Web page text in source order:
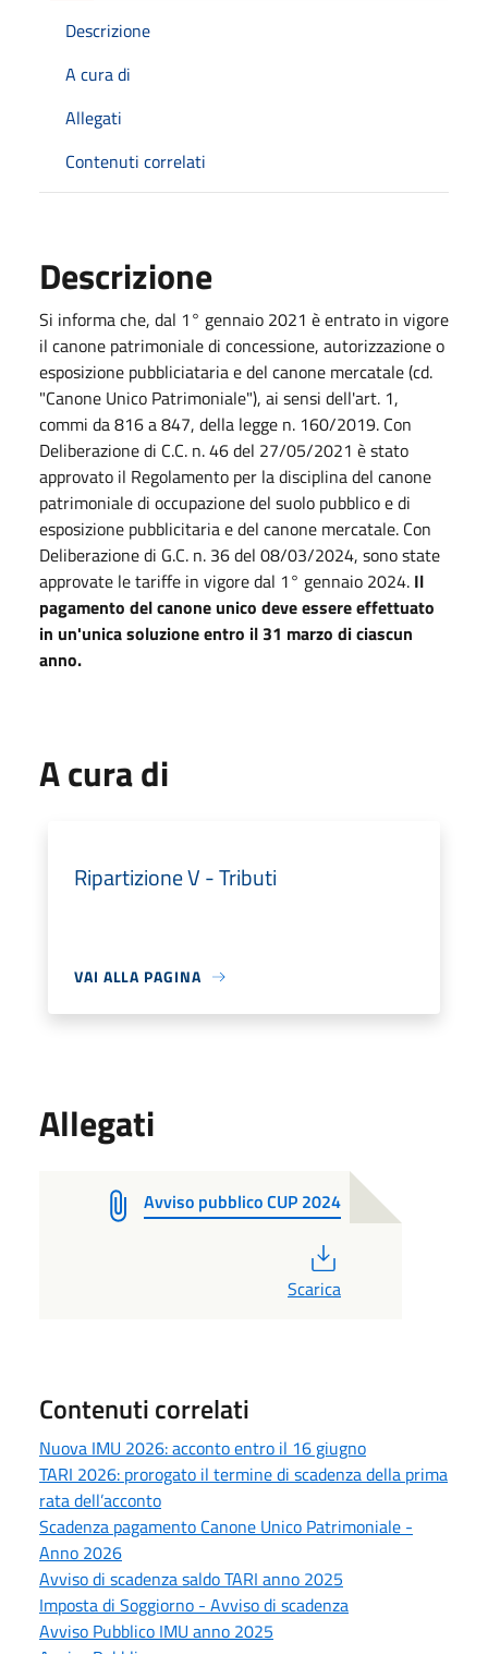
Descrizione
A cura di
Allegati
Contenuti correlati
Descrizione
Si informa che, dal 1° gennaio 2021 è entrato in vigore
il canone patrimoniale di concessione, autorizzazione o
esposizione pubbliciataria e del canone mercatale (cd.
"Canone Unico Patrimoniale"), ai sensi dell'art. 1,
commi da 816 a 847, della legge n. 160/2019. Con
Deliberazione di C.C. n. 46 del 27/05/2021 è stato
approvato il Regolamento per la disciplina del canone
patrimoniale di occupazione del suolo pubblico e di
esposizione pubblicitaria e del canone mercatale. Con
Deliberazione di G.C. n. 36 del 08/03/2024, sono state
approvate le tariffe in vigore dal 1° gennaio 2024. Il
pagamento del canone unico deve essere effettuato
in un'unica soluzione entro il 31 marzo di ciascun
anno.
A cura di
Ripartizione V - Tributi
VAI ALLA PAGINA
Allegati
Avviso pubblico CUP 2024
Scarica
Contenuti correlati
Nuova IMU 2026: acconto entro il 16 giugno
TARI 2026: prorogato il termine di scadenza della prima
rata dell’acconto
Scadenza pagamento Canone Unico Patrimoniale -
Anno 2026
Avviso di scadenza saldo TARI anno 2025
Imposta di Soggiorno - Avviso di scadenza
Avviso Pubblico IMU anno 2025